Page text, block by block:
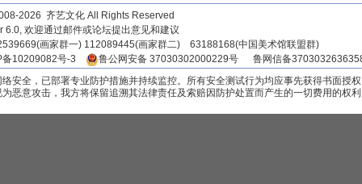
2026 齐艺文化 All Rights Reserved
6.0, 欢迎通过邮件或论坛提出意见和建议
画家群一) 112089445(画家群二) 63188168(中国美术馆联盟群)
备10209082号-3
鲁公网安备 37030302000229号
鲁网信备
安全，已部署专业防护措施并持续监控。所有安全测试行为均应事先获得书面授
恶意攻击，我方将保留追溯其法律责任及索赔因防护处置而产生的一切费用的权